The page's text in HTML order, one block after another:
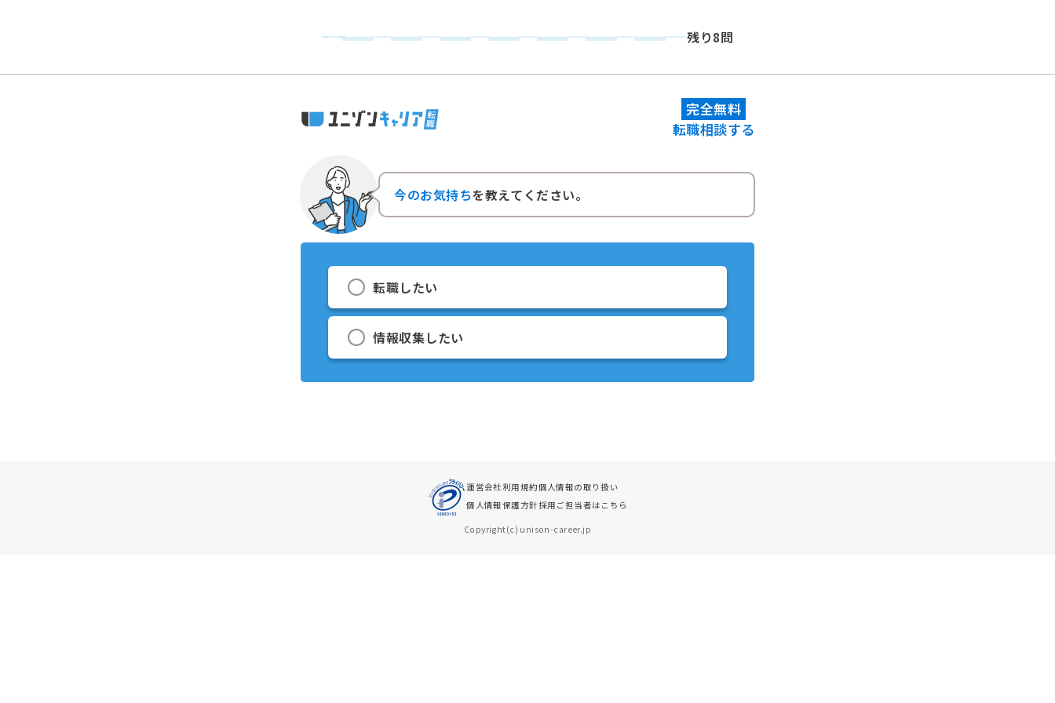
残り8問
完全無料
転職相談する
今のお気持ちを教えてください。
転職したい
情報収集したい
運営会社利用規約個人情報の取り扱い
個人情報保護方針採用ご担当者はこちら
Copyright(c) unison-career.jp